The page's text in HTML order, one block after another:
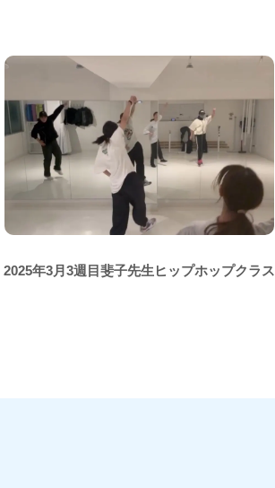
2025年3月3週目斐子先生ヒップホップクラス